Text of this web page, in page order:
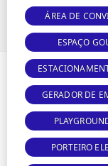
ÁREA DE
ESPAÇO
GERADOR DE
PORTEIRO